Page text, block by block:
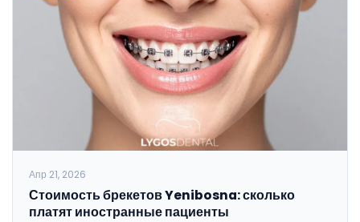
Апр 21, 2026
Стоимость брекетов Yenibosna: сколько
платят иностранные пациенты